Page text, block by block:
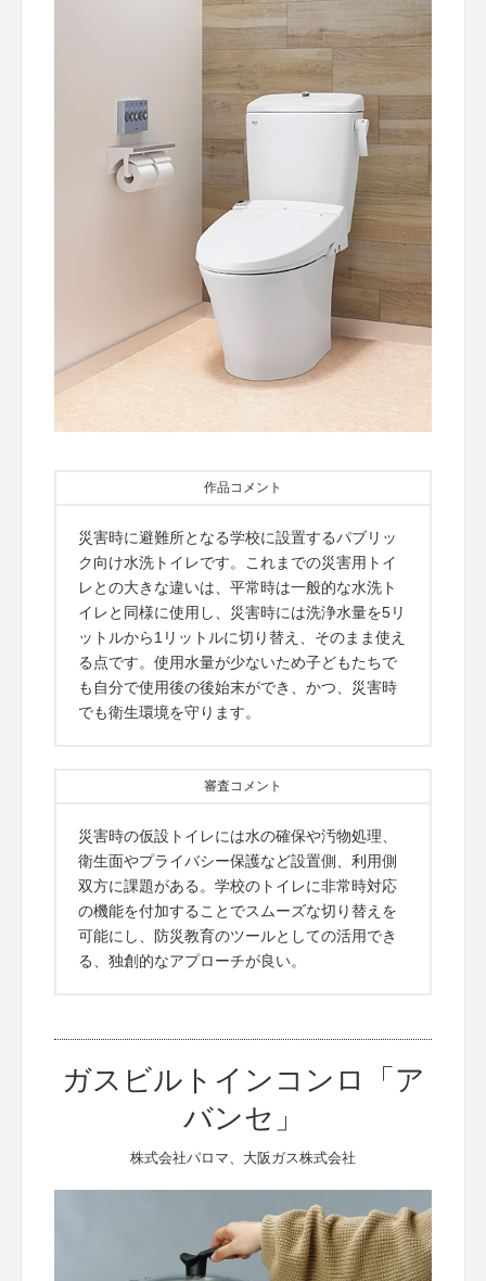
作品コメント
災害時に避難所となる学校に設置するパブリッ
ク向け水洗トイレです。これまでの災害用トイ
レとの大きな違いは、平常時は一般的な水洗ト
イレと同様に使用し、災害時には洗浄水量を5リ
ットルから1リットルに切り替え、そのまま使え
る点です。使用水量が少ないため子どもたちで
も自分で使用後の後始末ができ、かつ、災害時
でも衛生環境を守ります。
審査コメント
災害時の仮設トイレには水の確保や汚物処理、
衛生面やプライバシー保護など設置側、利用側
双方に課題がある。学校のトイレに非常時対応
の機能を付加することでスムーズな切り替えを
可能にし、防災教育のツールとしての活用でき
る、独創的なアプローチが良い。
ガスビルトインコンロ「ア
バンセ」
株式会社パロマ、大阪ガス株式会社